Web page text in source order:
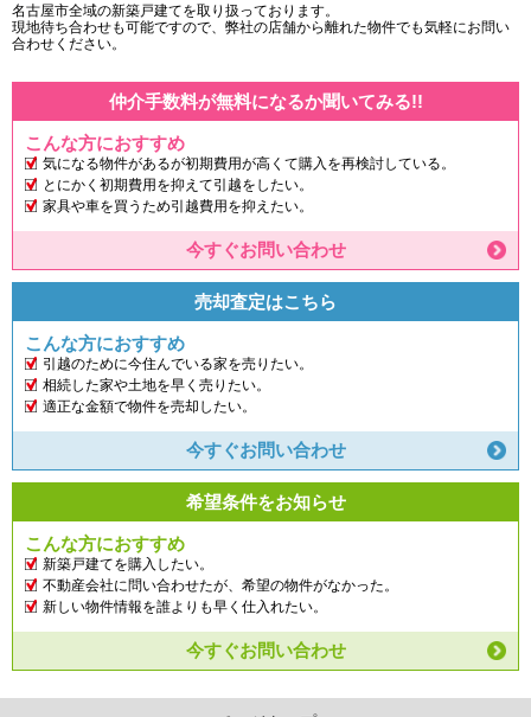
名古屋市全域の新築戸建てを取り扱っております。
現地待ち合わせも可能ですので、弊社の店舗から離れた物件でも気軽にお問い
合わせください。
仲介手数料が無料になるか聞いてみる!!
こんな方におすすめ
気になる物件があるが初期費用が高くて購入を再検討している。
とにかく初期費用を抑えて引越をしたい。
家具や車を買うため引越費用を抑えたい。
今すぐお問い合わせ
売却査定はこちら
こんな方におすすめ
引越のために今住んでいる家を売りたい。
相続した家や土地を早く売りたい。
適正な金額で物件を売却したい。
今すぐお問い合わせ
希望条件をお知らせ
こんな方におすすめ
新築戸建てを購入したい。
不動産会社に問い合わせたが、希望の物件がなかった。
新しい物件情報を誰よりも早く仕入れたい。
今すぐお問い合わせ